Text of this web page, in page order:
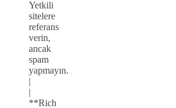
Yetkili
sitelere
referans
verin,
ancak
spam
yapmayın.
|
|
**Rich